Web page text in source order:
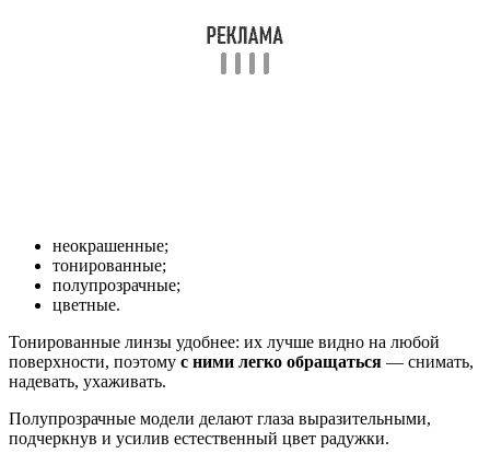
неокрашенные;
тонированные;
полупрозрачные;
цветные.
Тонированные линзы удобнее: их лучше видно на любой
поверхности, поэтому с ними легко обращаться — снимать,
надевать, ухаживать.
Полупрозрачные модели делают глаза выразительными,
подчеркнув и усилив естественный цвет радужки.